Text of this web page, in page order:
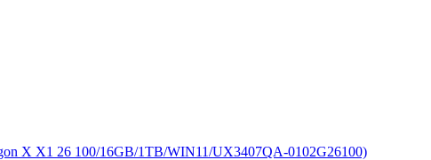
X X1 26 100/16GB/1TB/WIN11/UX3407QA-0102G26100)